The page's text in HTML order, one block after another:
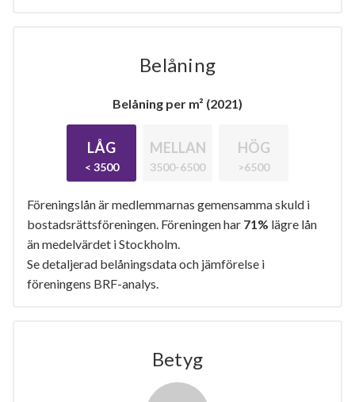
Belåning
Belåning per m² (2021)
LÅG
< 3500
MELLAN
3500-6500
HÖG
>6500
Föreningslån är medlemmarnas gemensamma skuld i
bostadsrättsföreningen. Föreningen har 71% lägre lån
än medelvärdet i Stockholm.
Se detaljerad belåningsdata och jämförelse i
föreningens BRF-analys.
Betyg